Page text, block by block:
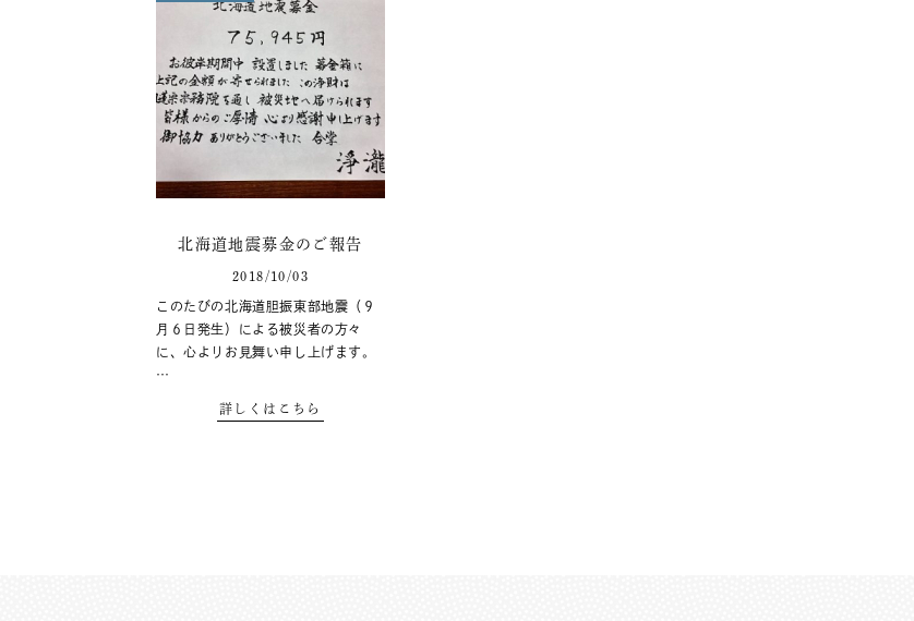
北海道地震募金のご報告
2018/10/03
このたびの北海道胆振東部地震（９
月６日発生）による被災者の方々
に、心よりお見舞い申し上げます。
…
詳しくはこちら